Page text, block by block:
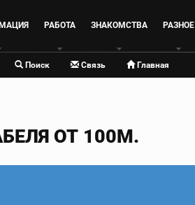
РАБОТА ЗНАКОМСТВА РАЗНОЕ
Поиск Связь Главная
ОТ 100М.